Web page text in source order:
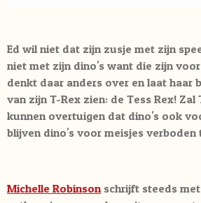
Ed wil niet dat zijn zusje met zijn
niet met zijn dino's want die zijn
denkt daar anders over en laat haar
van zijn T-Rex zien: de Tess Rex! Zal
kunnen overtuigen dat dino's ook
blijven dino's voor meisjes verboden
Michelle Robinson schrijft steeds